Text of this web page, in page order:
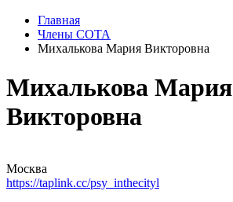
Главная
Члены СОТА
Михалькова Мария Викторовна
Михалькова Мария
Викторовна
Москва
https://taplink.cc/psy_inthecityl